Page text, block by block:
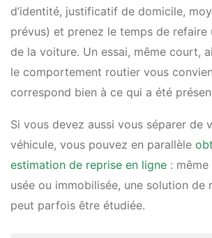
d’identité, justificatif de domicile,
prévus) et prenez le temps de
de la voiture. Un essai, même court,
le comportement routier vous
correspond bien à ce qui a été
Si vous devez aussi vous séparer de
véhicule, vous pouvez en parallèle
estimation de reprise en ligne :
usée ou immobilisée, une solution de
peut parfois être étudiée.